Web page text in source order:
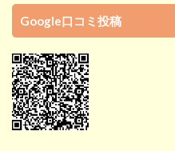
Google口コミ投稿